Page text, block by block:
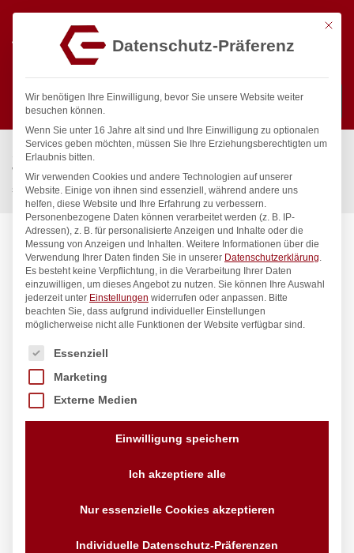
Suchen
Start / Gastronomiebedarf & Gastro Geräte für Profis
Wassertechnik
Wellnes
spa Kneipp’sche Garnitur 1/2″ Ø 27mm 3/4″ ÜM
Mit
Datenschutz-Präferenz
Wir benötigen Ihre Einwilligung, bevor Sie unsere Website weiter
besuchen können.
Wenn Sie unter 16 Jahre alt sind und Ihre Einwilligung zu optionalen
Services geben möchten, müssen Sie Ihre Erziehungsberechtigten um
Erlaubnis bitten.
Wir verwenden Cookies und andere Technologien auf unserer
Website. Einige von ihnen sind essenziell, während andere uns
helfen, diese Website und Ihre Erfahrung zu verbessern.
Personenbezogene Daten können verarbeitet werden (z. B. IP-
Adressen), z. B. für personalisierte Anzeigen und Inhalte oder die
Messung von Anzeigen und Inhalten. Weitere Informationen über die
Verwendung Ihrer Daten finden Sie in unserer Datenschutzerklärung.
Es besteht keine Verpflichtung, in die Verarbeitung Ihrer Daten
einzuwilligen, um dieses Angebot zu nutzen. Sie können Ihre Auswahl
jederzeit unter Einstellungen widerrufen oder anpassen. Bitte
beachten Sie, dass aufgrund individueller Einstellungen
möglicherweise nicht alle Funktionen der Website verfügbar sind.
Es folgt eine Liste der Service-Gruppen, für die eine
Essenziell
Marketing
Externe Medien
Einwilligung speichern
Ich akzeptiere alle
Nur essenzielle Cookies akzeptieren
Individuelle Datenschutz-Präferenzen